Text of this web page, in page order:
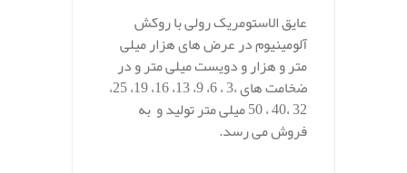
عایق الاستومریک رولی با روکش
آلومینیوم در عرض های هزار میلی
متر و هزار و دویست میلی متر و در
ضخامت های ،3 ، 6، 9، 13، 16، 19، 25،
32 ،40 ، 50 میلی متر تولید و به
فروش می رسد.